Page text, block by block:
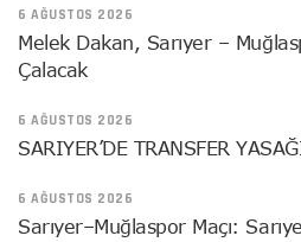
6 AĞUSTOS 2026
Melek Dakan, Sarıyer –
Çalacak
6 AĞUSTOS 2026
SARIYER’DE TRANSFER
6 AĞUSTOS 2026
Sarıyer–Muğlaspor Maçı: